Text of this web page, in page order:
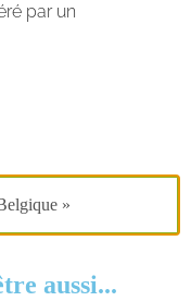
par un
»
aussi...